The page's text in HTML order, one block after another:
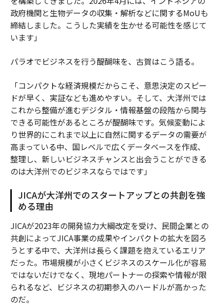
政府機関と生物データの収集・解析などに関するMoUも
締結しました。こうした実績を生かせる可能性を感じて
います」
パラオでビジネスを行う醍醐味を、古賀はこう語る。
「コンパクトな経済規模だからこそ、意思決定のスピー
ドが早く、実証なども進めやすい。そして、大洋州では
これから整備が進むデジタル・情報基盤の段階から関与
できる可能性があるところが醍醐味です。気候変動によ
り世界的にこれまで以上に自然に関するデータの需要が
高まっている中、国レベルで広くデータベースを作成、
整理し、新しいビジネスチャンスと出会うことができる
のは大洋州でのビジネスならではです」
JICAが大洋州でのスタートアップとの共創を強
める理由
JICAが2023年の開発協力大綱改定を受け、民間企業との
共創によってJICA事業の成果やインパクトの拡大を図ろ
うとする中で、大洋州は長らく課題を抱えているエリア
だった。市場規模が小さくビジネスのスケール化が容易
ではないだけでなく、現地パートナーの探索や情報が限
られるなど、ビジネスの初期参入のハードルが高かった
のだ。